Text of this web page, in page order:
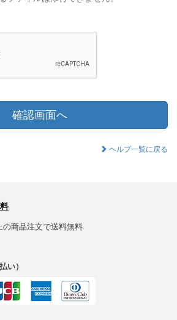
確認画面へ
ヘルプ一覧に戻る
の商品注文で送料無料
い）